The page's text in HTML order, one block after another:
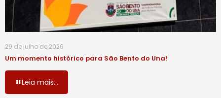
29 de julho de 2026
Um momento histórico para São Bento do Una!
Leia mais...